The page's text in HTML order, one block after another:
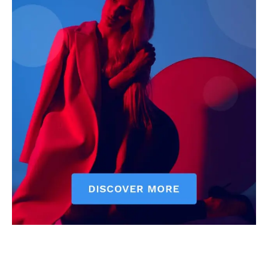
Contact Us
About Us
Privacy Policy
Terms of Use Agreement
Facebook
X WhatsApp
Share